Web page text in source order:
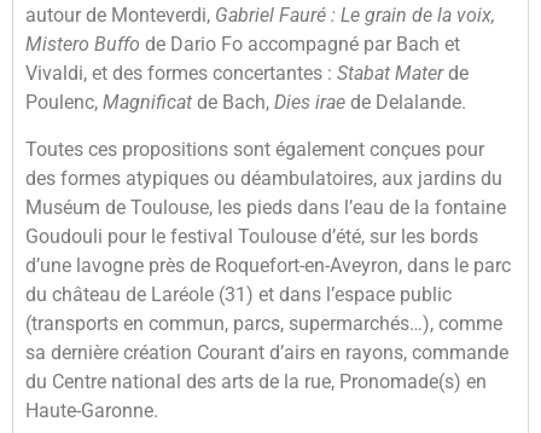
autour de Monteverdi, Gabriel Fauré : Le grain de la voix,
Mistero Buffo de Dario Fo accompagné par Bach et
Vivaldi, et des formes concertantes : Stabat Materde
Poulenc, Magnificat de Bach, Dies irae de Delalande.
Toutes ces propositions sont également conçues pour
des formes atypiques ou déambulatoires, aux jardins du
Muséum de Toulouse, les pieds dans l’eau de la fontaine
Goudouli pour le festival Toulouse d’été, sur les bords
d’une lavogne près de Roquefort-en-Aveyron, dans le parc
du château de Laréole (31) et dans l’espace public
(transports en commun, parcs, supermarchés…), comme
sa dernière création Courant d’airs en rayons, commande
du Centre national des arts de la rue, Pronomade(s) en
Haute-Garonne.